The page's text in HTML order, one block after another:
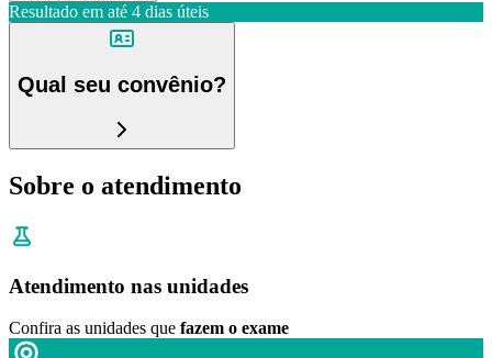
Resultado em até 4 dias úteis
Qual seu convênio?
Sobre o atendimento
Atendimento nas unidades
Confira as unidades que fazem o exame